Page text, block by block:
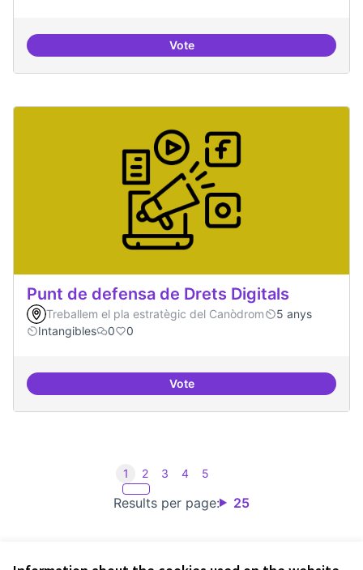
VoteRecerca + residències
Punt de defensa de Drets Digitals
Treballem el pla estratègic del Canòdrom
5 anys
Intangibles
0 0
VotePunt de defensa de Drets Digitals
Results per page: 25
1 2 3 4 5